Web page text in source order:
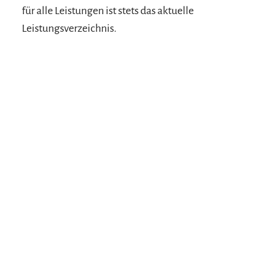
für alle Leistungen ist stets das aktuelle
Leistungsverzeichnis.